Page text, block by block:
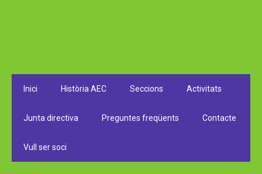
Inici Història AEC Seccions Activitats
Junta directiva Preguntes freqüents Contacte
Vull ser soci